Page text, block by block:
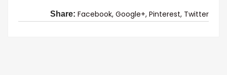
Share: Facebook, Google+, Pinterest, Twitter